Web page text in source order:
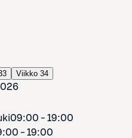
Viikko 34
09:00 - 19:00
- 19:00